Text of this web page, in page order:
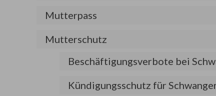
Mutterpass
Mutterschutz
Beschäftigungsverbote bei
Kündigungsschutz für